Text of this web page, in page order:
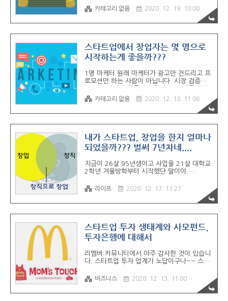
스트업하는 것만으로도 의미..
닌가요 ㅋㅋ 예비창업자분들도 엔젤투자자 적
격 교육 이수하시고요!!!! - 본인 사업을 투자
자의 눈으로 좀 더 객관적으로 볼 수 있는 기회
는 회사 보다 더 잘하는 회삭 있으면 투자를 하
셔도 좋고요!!! 변리사, 회계사, 박사 분들 중에
서 은퇴 준비히고 있으신 분들도 꼭 하세요!!!!
- 형식을 갖춰야하거든요!!! 안타깝게도 최근
에 11월/12월 교육은 마감했습니다!! - 교육
카테고리 없음 2020. 12. 19. 10:00
스타트업에서 창업자는 몇 명으로
시작하는게 좋을까???
1명 마케터 원래 마케터가 광고만 건드리고 프
로모션만 하는 사람이 아닙니다. 시장 검증하
을 기획하는 것도 마케터 업무에 포함됩니다.
스타트업에서 전략기획자라는 포지션이 하는
일들 대부분이 마케팅 업무에 포함됩니다. AC
3권 밖으로 넘어가는거 한 번도 못 봤어요. 요
즘 광고 먼저 돌리면서 시장검증 빠르게 하고
서비스 기획으로 넘아가는 스타트업들 많아지
어가야 하는데 예비창업자분들 서비스 기획자
좀 뽑으세요. 서비스 기획이 엉망이니깐 디자
은 개발자들이 같이 안 하려고 하는겁니다. 최
카테고리 없음 2020. 12. 18. 11:06
내가 스타트업, 창업을 한지 얼마나
되었을까??? 벌써 7년차네....
지금이 26살 95년생이고 사업을 21살 대학교
2학년 겨울방학부터 시작했단 말이야.
하고 싶어서 창업을 시작한 것은 아니고 그 때
는 발명 같은거에 관심이 많았을 때란 말야 ㅋ
ㅋ 지금은 발명 놀이에 1도 관심이 없지만 말
고 해서 지원을 했어.... 어 근데 이게 알고보니
깐 창업지원사업이였단 말야. 얘네들 창업지원
기관들이 실적 챙기려면 사업자등록증이 필요
면 환수조치를 취한다고 하니깐..... 어쩔 수 없
이 사업자등록을 내버렸지.... 생각해보면 정말
거나 새롭게 만들고 싶다는 욕구가 전..
라이프 2020. 12. 17. 11:27
스타트업 투자 생태계와 사모펀드,
투자은행에 대해서
리멤버 커뮤니티에서 아주 감사한 것이 있습니
다. 스타트업 투자 업계가 노답이구나~~ 스타
자계약으로 어려움 호소… 특별상환조건 조항
논란도 #1최근 한 스타트업 대표 A씨는 투자
를 받은 금융기관으로부터 투자원금에 연복리
비즈니스 2020. 12. 13. 11:00